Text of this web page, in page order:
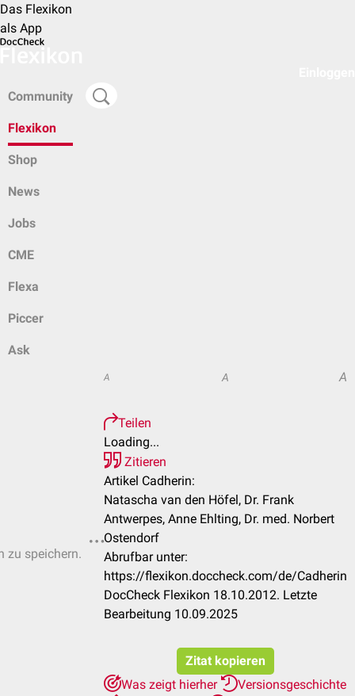
Das Flexikon
als App
Community
Flexikon
Shop
News
Jobs
CME
Flexa
Piccer
Ask
zu speichern.
A A A
Teilen
Loading...
Zitieren
Artikel Cadherin:
Natascha van den Höfel, Dr. Frank
Antwerpes, Anne Ehlting, Dr. med. Norbert
Ostendorf
Abrufbar unter:
https://flexikon.doccheck.com/de/Cadherin
DocCheck Flexikon 18.10.2012. Letzte
Bearbeitung 10.09.2025
Zitat kopieren
Was zeigt hierher
Versionsgeschichte